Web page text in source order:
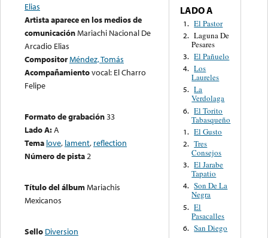
Elias
Artista aparece en los medios de
comunicaciónMariachi Nacional De
Arcadio Elias
CompositorMéndez, Tomás
Acompañamientovocal: El Charro
Felipe
Formato de grabación33
Lado A:A
Tema love, lament, reflection
Número de pista2
Título del álbumMariachis
Mexicanos
Sello Diversion
LADO A
1. El Pastor
2. Laguna De
Pesares
3. El Pañuelo
4. Los
Laureles
5. La
Verdolaga
6. El Torito
Tabasqueño
1. El Gusto
2. Tres
Consejos
3. El Jarabe
Tapatio
4. Son De La
Negra
5. El
Pasacalles
6. San Diego